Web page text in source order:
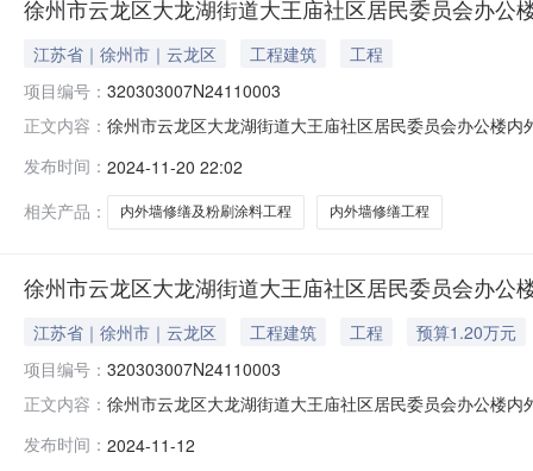
徐州市云龙区大龙湖街道大王庙社区居民委员会办公
江苏省｜徐州市｜云龙区 工程建筑
工程
项目编号： 320303007N24110003
正文内容： 徐州市云龙区大龙湖街道大王庙社区居民委员会办公楼
区大龙湖街道大王庙社区居民委员会办公楼内外墙修缮
街道大王
发布时间： 2024-11-20 22:02
相关产品：
内外墙修缮及粉刷涂料工程 内外墙修缮工程
徐州市云龙区大龙湖街道大王庙社区居民委员会办公
江苏省｜徐州市｜云龙区 工程建筑 工程
预算1.20万元
项目编号： 320303007N24110003
正文内容： 徐州市云龙区大龙湖街道大王庙社区居民委员会办公楼
区大龙湖街道大王庙社区居民委员会办公楼内外墙修缮
发布时间： 2024-11-12